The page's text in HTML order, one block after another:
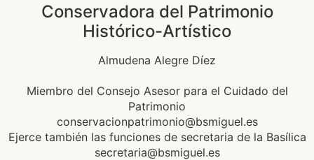
Conservadora del Patrimonio
Histórico-Artístico
Almudena Alegre Díez
Miembro del Consejo Asesor para el Cuidado del
Patrimonio
conservacionpatrimonio@bsmiguel.es
Ejerce también las funciones de secretaria de la Basílica
secretaria@bsmiguel.es